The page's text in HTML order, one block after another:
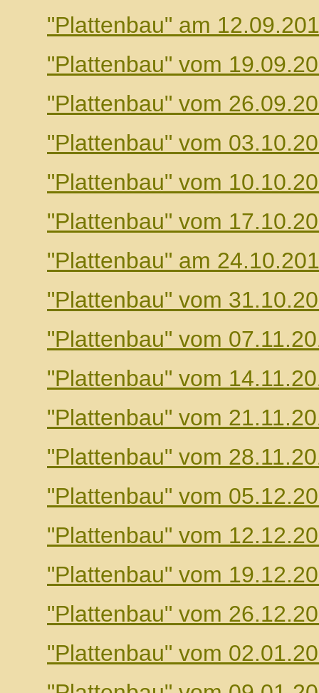
"Plattenbau" am
"Plattenbau" vom
"Plattenbau" vom
"Plattenbau" vom
"Plattenbau" vom
"Plattenbau" vom
"Plattenbau" am
"Plattenbau" vom
"Plattenbau" vom
"Plattenbau" vom
"Plattenbau" vom
"Plattenbau" vom
"Plattenbau" vom
"Plattenbau" vom
"Plattenbau" vom
"Plattenbau" vom
"Plattenbau" vom